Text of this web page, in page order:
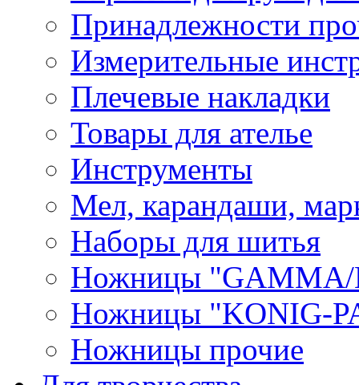
Принадлежности
Измерительные
Плечевые накладки
Товары для ателье
Инструменты
Мел, карандаши,
Наборы для шитья
Ножницы "GAMMA/
Ножницы "KONIG-
Ножницы прочие